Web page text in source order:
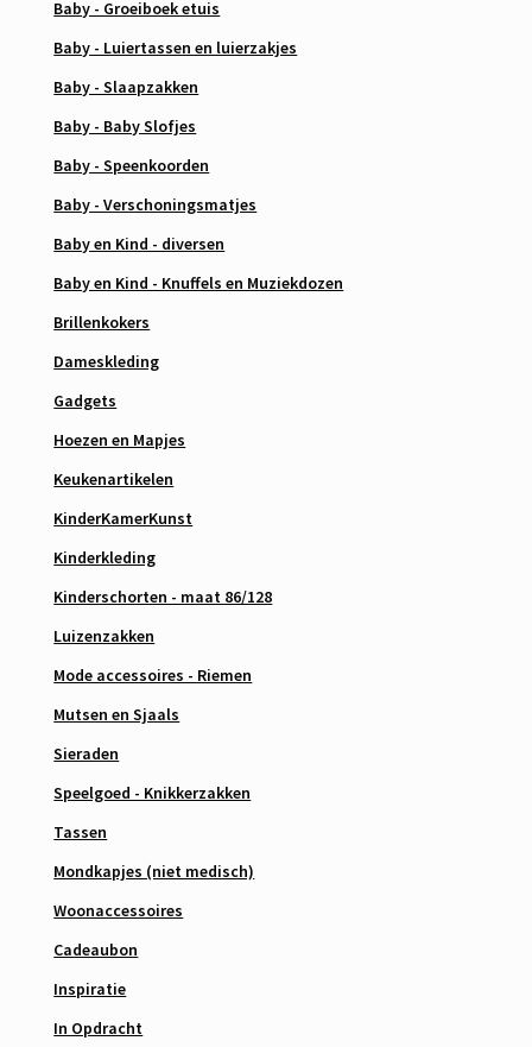
Baby - Groeiboek etuis
Baby - Luiertassen en luierzakjes
Baby - Slaapzakken
Baby - Baby Slofjes
Baby - Speenkoorden
Baby - Verschoningsmatjes
Baby en Kind - diversen
Baby en Kind - Knuffels en Muziekdozen
Brillenkokers
Dameskleding
Gadgets
Hoezen en Mapjes
Keukenartikelen
KinderKamerKunst
Kinderkleding
Kinderschorten - maat 86/128
Luizenzakken
Mode accessoires - Riemen
Mutsen en Sjaals
Sieraden
Speelgoed - Knikkerzakken
Tassen
Mondkapjes (niet medisch)
Woonaccessoires
Cadeaubon
Inspiratie
In Opdracht